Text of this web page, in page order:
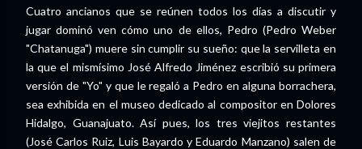
Cuatro ancianos que se reúnen todos los días a discutir y
jugar dominó ven cómo uno de ellos, Pedro (Pedro Weber
"Chatanuga") muere sin cumplir su sueño: que la servilleta en
la que el mismísimo José Alfredo Jiménez escribió su primera
versión de "Yo" y que le regaló a Pedro en alguna borrachera,
sea exhibida en el museo dedicado al compositor en Dolores
Hidalgo, Guanajuato. Así pues, los tres viejitos restantes
(José Carlos Ruiz, Luis Bayardo y Eduardo Manzano) salen de